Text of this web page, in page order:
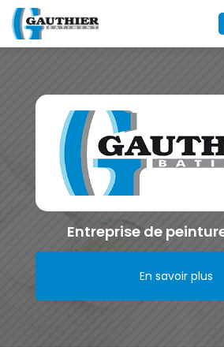
Aller
au
contenu
principal
Entreprise de
En savoir plus